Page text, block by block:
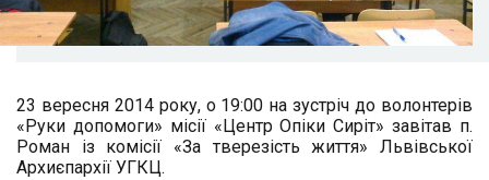
23 вересня 2014 року, о 19:00 на зустріч до волонтерів
«Руки допомоги» місії «Центр Опіки Сиріт» завітав п.
Роман із комісії «За тверезість життя» Львівської
Архиєпархії УГКЦ.